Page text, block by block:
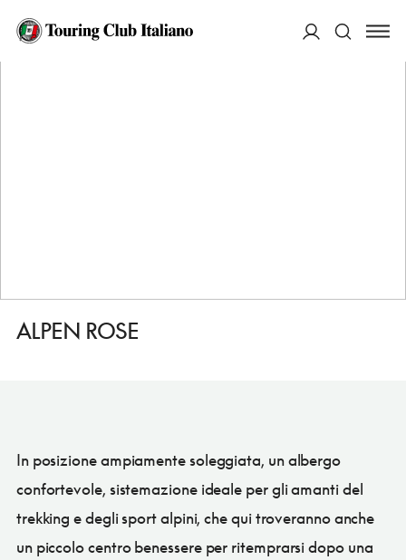
HOME
ALPEN ROSE
In posizione ampiamente soleggiata, un albergo
confortevole, sistemazione ideale per gli amanti del
trekking e degli sport alpini, che qui troveranno anche
un piccolo centro benessere per ritemprarsi dopo una